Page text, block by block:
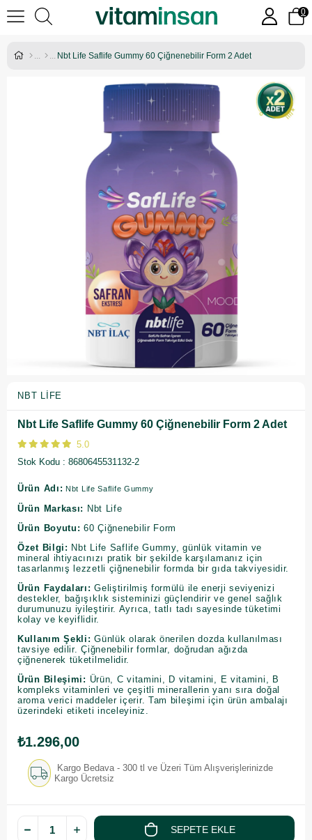
0
Nbt Life Saflife Gummy 60 Çiğnenebilir Form 2 Adet
NBT LIFE
Nbt Life Saflife Gummy 60 Çiğnenebilir Form 2 Adet
5.0
Stok Kodu
8680645531132-2
Ürün Adı: Nbt Life Saflife Gummy
Ürün Markası: Nbt Life
Ürün Boyutu: 60 Çiğnenebilir Form
Özet Bilgi: Nbt Life Saflife Gummy, günlük vitamin ve
mineral ihtiyacınızı pratik bir şekilde karşılamanız için
tasarlanmış lezzetli çiğnenebilir formda bir gıda takviyesidir.
Ürün Faydaları: Geliştirilmiş formülü ile enerji seviyenizi
destekler, bağışıklık sisteminizi güçlendirir ve genel sağlık
durumunuzu iyileştirir. Ayrıca, tatlı tadı sayesinde tüketimi
kolay ve keyiflidir.
Kullanım Şekli: Günlük olarak önerilen dozda kullanılması
tavsiye edilir. Çiğnenebilir formlar, doğrudan ağızda
çiğnenerek tüketilmelidir.
Ürün Bileşimi: Ürün, C vitamini, D vitamini, E vitamini, B
kompleks vitaminleri ve çeşitli minerallerin yanı sıra doğal
aroma verici maddeler içerir. Tam bileşimi için ürün ambalajı
üzerindeki etiketi inceleyiniz.
₺1.296,00
Kargo Bedava - 300 tl ve Üzeri Tüm Alışverişlerinizde
Kargo Ücretsiz